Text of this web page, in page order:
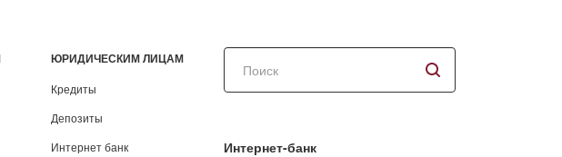
ЮРИДИЧЕСКИМ ЛИЦАМ
Кредиты
Депозиты
Интернет банк
Поиск
сайту
Интернет-банк